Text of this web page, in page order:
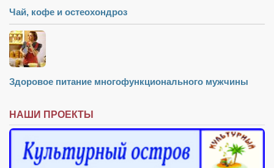
Чай, кофе и остеохондроз
Здоровое питание многофункционального мужчины
НАШИ ПРОЕКТЫ